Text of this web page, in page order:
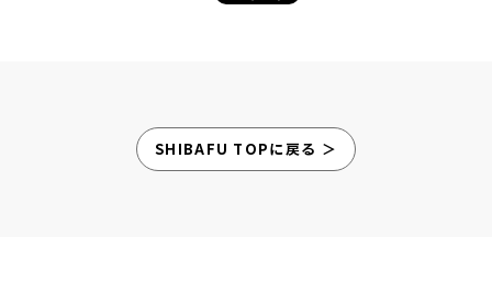
SHIBAFU TOPに戻る ＞